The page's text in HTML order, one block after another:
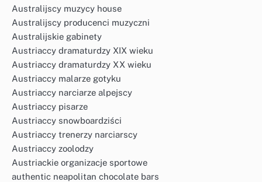
Australijscy muzycy house
Australijscy producenci muzyczni
Australijskie gabinety
Austriaccy dramaturdzy XIX wieku
Austriaccy dramaturdzy XX wieku
Austriaccy malarze gotyku
Austriaccy narciarze alpejscy
Austriaccy pisarze
Austriaccy snowboardziści
Austriaccy trenerzy narciarscy
Austriaccy zoolodzy
Austriackie organizacje sportowe
authentic neapolitan chocolate bars